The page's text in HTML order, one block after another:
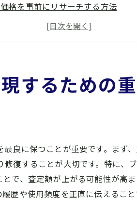
格を事前にリサーチする方法
品や証明書を揃える重要性
タイミングを見極める
術で査定額を上げる方法
和八木店が教える御所市の査定の
士とのコミュニケーション術
果の見方と活用方法
おける注意点とトラブル回避法
との比較査定の利点
するための
良に保つことが重要です。まず
復することが大切です。特に、
で、査定額が上がる可能性が高
歴や使用頻度を正直に伝えるこ